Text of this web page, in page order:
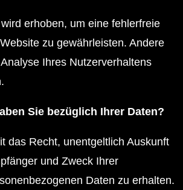
erhoben, um eine fehlerfreie
zu gewährleisten. Andere
Ihres Nutzerverhaltens
Sie bezüglich Ihrer Daten?
das Recht, unentgeltlich Auskunft
und Zweck Ihrer
Daten zu erhalten.